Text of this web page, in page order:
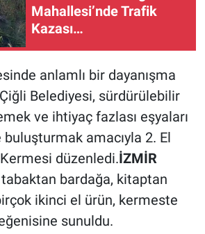
Mahallesi’nde Trafik
Kazası…
anlamlı bir dayanışma
Belediyesi, sürdürülebilir
ve ihtiyaç fazlası eşyaları
amacıyla 2. El
düzenledi.İZMİR
bardağa, kitaptan
ikinci el ürün, kermeste
sunuldu.